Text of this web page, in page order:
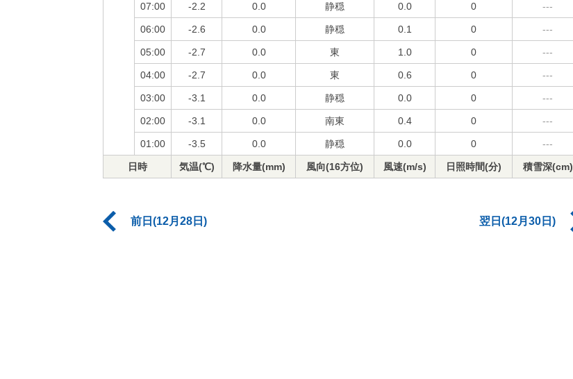
07:00 -2.2 0.0 静穏 0.0 0 ---
06:00 -2.6 0.0 静穏 0.1 0 ---
05:00 -2.7 0.0 東 1.0 0 ---
04:00 -2.7 0.0 東 0.6 0 ---
03:00 -3.1 0.0 静穏 0.0 0 ---
02:00 -3.1 0.0 南東 0.4 0 ---
01:00 -3.5 0.0 静穏 0.0 0 ---
日時 気温(℃) 降水量(mm) 風向(16方位) 風速(m/s) 日照時間(分) 積雪深(cm)
前日(12月28日) 翌日(12月30日)